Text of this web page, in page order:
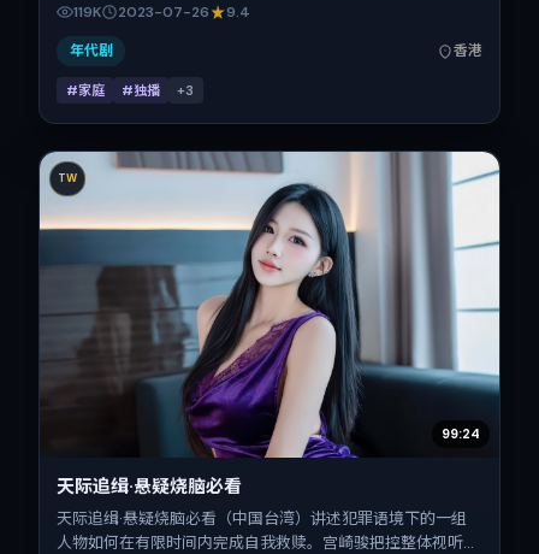
于 2023-07-26 起陆续登陆院线与网络平台，暑期档公映，
片长97分钟。
119K 2023-07-26 9.4
年代剧 香港
#家庭 #独播 +3
TW
99:24
天际追缉·悬疑烧脑必看
天际追缉·悬疑烧脑必看（中国台湾）讲述犯罪语境下的一组
人物如何在有限时间内完成自我救赎。宫崎骏把控整体视听语